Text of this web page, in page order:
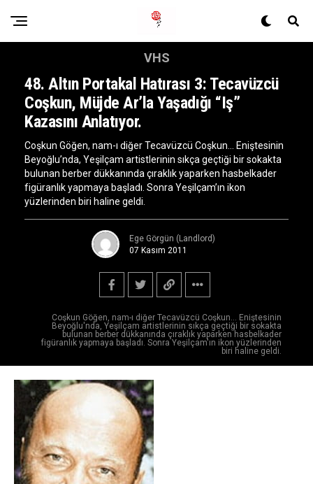
Coşkun Göğen, nam-ı diğer Tecavüzcü Coşkun... Eniştesinin
Beyoğlu'nda, Yeşilçam artistlerinin sıkça geçtiği bir sokakta
bulunan berber dükkanında çıraklık yaparken hasbelkader
figüranlık yapmaya başladı. Sonra Yeşilçam'ın ikon yüzlerinden
biri haline geldi.
VHS
48. Altın Portakal Hatırası 3: Tecavüzcü
Coşkun, Müjde Ar’la Yaşadığı “iş”
Kazasını Anlatıyor.
Coşkun Göğen, nam-ı diğer Tecavüzcü Coşkun… Eniştesinin
Beyoğlu’nda, Yeşilçam artistlerinin sıkça geçtiği bir sokakta
bulunan berber dükkanında çıraklık yaparken hasbelkader
figüranlık yapmaya başladı. Sonra Yeşilçam’ın ikon
yüzlerinden biri haline geldi.
Ege Görgün (Landlord)
07 Kasım 2011